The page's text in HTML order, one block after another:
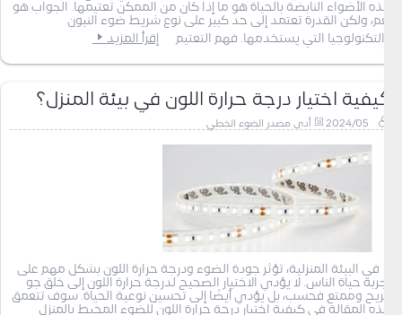
هذه الأضواء النابضة بالحياة هو ما إذا كان من الممكن تعتيمها. الجواب هو
نعم، ولكن القدرة تعتمد إلى حد كبير على نوع شريط ضوء النيون
والتكنولوجيا التي يستخدمها. فهم التعتيم
إقرأ المزيد
كيفية اختيار درجة حرارة اللون في بيئة المنزل؟
2024/05 أدى مصدر الضوء الخطي
في البيئة المنزلية، تؤثر جودة الضوء ودرجة حرارة اللون بشكل مهم على
تجربة حياة الناس. لا يؤدي الاختيار الصحيح لدرجة حرارة اللون إلى خلق جو
مريح وممتع فحسب، بل يؤدي أيضًا إلى تحسين نوعية الحياة. سوف تتعمق
هذه المقالة في كيفية اختيار درجة حرارة اللون للضوء المحيط بالمنزل